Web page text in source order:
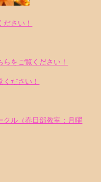
さい！
をご覧ください！
ださい！
クル（春日部教室：月曜